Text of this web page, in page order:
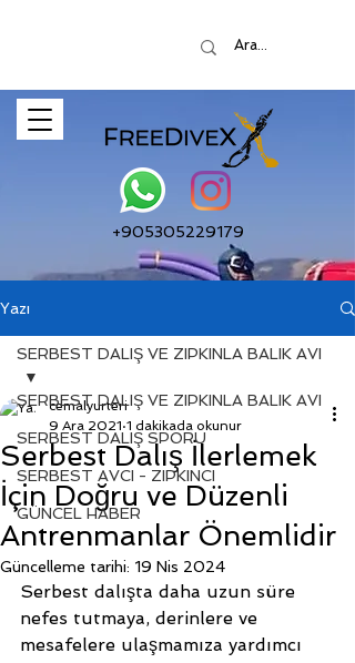
+905305229179
Yazı
SERBEST DALIŞ VE ZIPKINLA BALIK AVI
SERBEST DALIŞ SPORU
SERBEST AVCI - ZIPKINCI
GÜNCEL HABER
SERBEST DALIŞ VE ZIPKINLA BALIK AVI
Serbest Dalış İlerlemek
İçin Doğru ve Düzenli
Antrenmanlar Önemlidir
cemalyurteri
9 Ara 2021 1 dakikada okunur
Güncelleme tarihi: 19 Nis 2024
Serbest dalışta daha uzun süre
nefes tutmaya, derinlere ve
mesafelere ulaşmamıza yardımcı